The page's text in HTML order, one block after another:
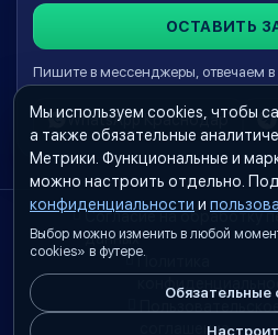
ОСТАВИТЬ
Пишите в мессенджеры, отвечаем в
WhatsApp Краснодар
Согласие на обработку
данных
Политика
соглашение
Мы используем cookies, чтобы
а также обязательные
Метрики. Функциональные и
можно настроить отдельно.
конфиденциальности и
Выбор можно изменить в любой
cookies» в футере.
Обязательные